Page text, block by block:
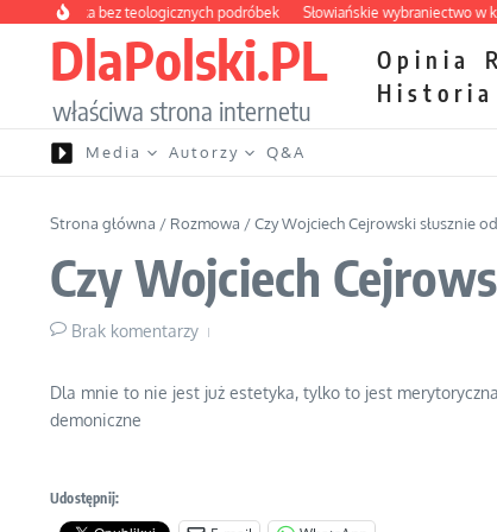
Przejdź do treści
apteczka bez teologicznych podróbek Słowiańskie wybraniectwo w
DlaPolski.PL
właściwa strona internetu
Opinia
Historia
Media Autorzy Q&A
Strona główna / Rozmowa /Czy Wojciech Cejrowski słusznie
Czy Wojciech
Brak komentarzy
Dla mnie to nie jest już estetyka, tylko to jest
demoniczne
Udostępnij: